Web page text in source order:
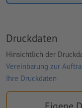
Druckdaten
Hinsichtlich der
Vereinbarung zur
Ihre Druckdaten